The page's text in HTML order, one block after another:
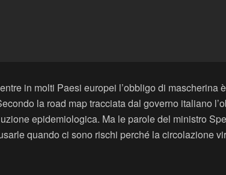
in molti Paesi europei l’obbligo di mascherina
la road map tracciata dal governo italiano
epidemiologica. Ma le parole del ministro
quando ci sono rischi perché la circolazione